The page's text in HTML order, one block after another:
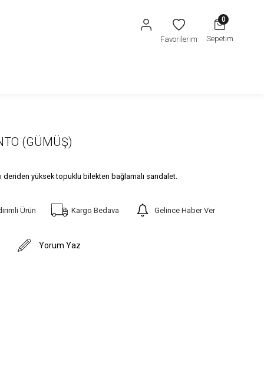
Sepetim
0
Favorilerim
(GÜMÜŞ)
deriden yüksek topuklu bilekten bağlamalı sandalet.
Ürün Kargo Bedava Gelince Haber Ver
Yorum Yaz